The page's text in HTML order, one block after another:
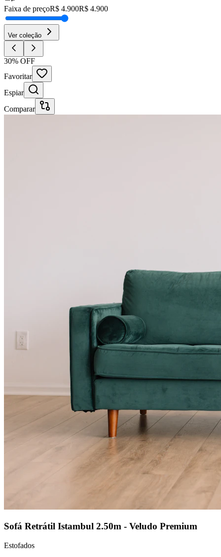
Faixa de preçoR$ 4.900R$ 4.900
Ver coleção
30% OFF
Favoritar
Espiar
Comparar
Sofá Retrátil Istambul 2.50m - Veludo Premium
Estofados